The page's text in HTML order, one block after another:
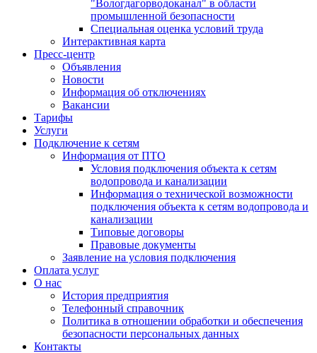
"Вологдагорводоканал" в области
промышленной безопасности
Специальная оценка условий труда
Интерактивная карта
Пресс-центр
Объявления
Новости
Информация об отключениях
Вакансии
Тарифы
Услуги
Подключение к сетям
Информация от ПТО
Условия подключения объекта к сетям
водопровода и канализации
Информация о технической возможности
подключения объекта к сетям водопровода и
канализации
Типовые договоры
Правовые документы
Заявление на условия подключения
Оплата услуг
О нас
История предприятия
Телефонный справочник
Политика в отношении обработки и обеспечения
безопасности персональных данных
Контакты